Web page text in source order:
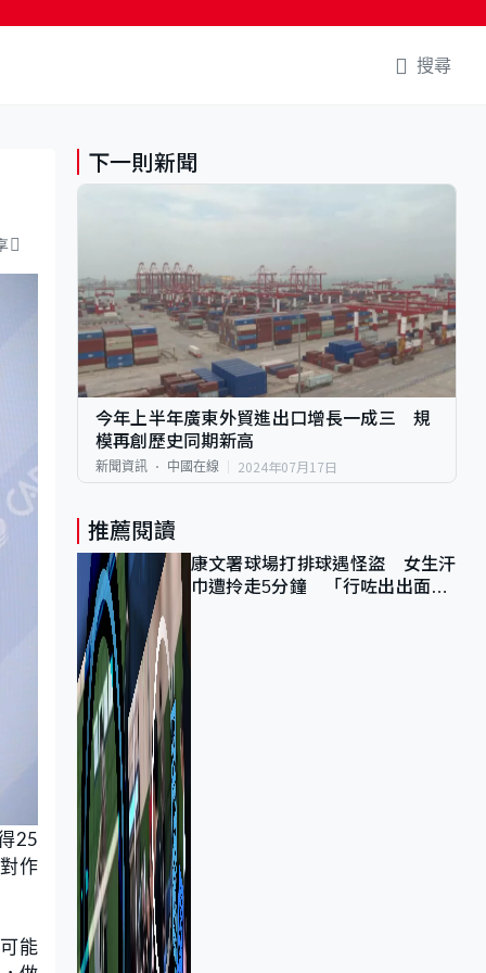
搜尋
25
作
能
下一則新聞
今年上半年廣東外貿進出口增長一成三 規
模再創歷史同期新高
新聞資訊 中國在線 2024年07月17日
推薦閱讀
康文署球場打排球遇怪盜 女生汗
巾遭拎走5分鐘 「行咗出出面唔